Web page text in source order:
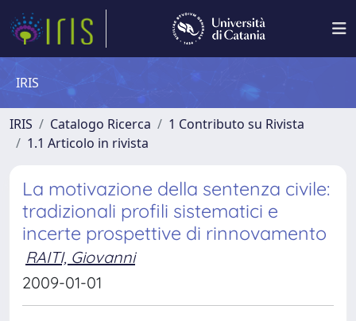
IRIS
IRIS Catalogo Ricerca
1 Contributo su Rivista
1.1 Articolo in rivista
La motivazione della sentenza civile:
tradizionali profili sistematici e
incerte prospettive di rinnovamento
RAITI, Giovanni
2009-01-01